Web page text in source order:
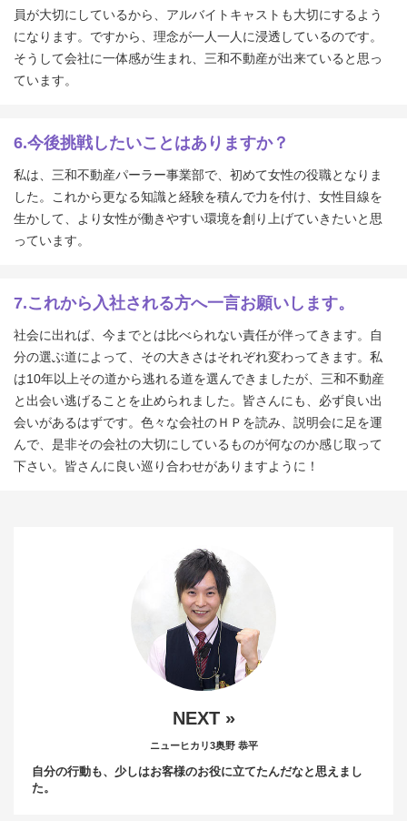
員が大切にしているから、アルバイトキャストも大切にするよう
になります。ですから、理念が一人一人に浸透しているのです。
そうして会社に一体感が生まれ、三和不動産が出来ていると思っ
ています。
6.今後挑戦したいことはありますか？
私は、三和不動産パーラー事業部で、初めて女性の役職となりま
した。これから更なる知識と経験を積んで力を付け、女性目線を
生かして、より女性が働きやすい環境を創り上げていきたいと思
っています。
7.これから入社される方へ一言お願いします。
社会に出れば、今までとは比べられない責任が伴ってきます。自
分の選ぶ道によって、その大きさはそれぞれ変わってきます。私
は10年以上その道から逃れる道を選んできましたが、三和不動産
と出会い逃げることを止められました。皆さんにも、必ず良い出
会いがあるはずです。色々な会社のＨＰを読み、説明会に足を運
んで、是非その会社の大切にしているものが何なのか感じ取って
下さい。皆さんに良い巡り合わせがありますように！
NEXT »
ニューヒカリ3奥野 恭平
自分の行動も、少しはお客様のお役に立てたんだなと思えまし
た。